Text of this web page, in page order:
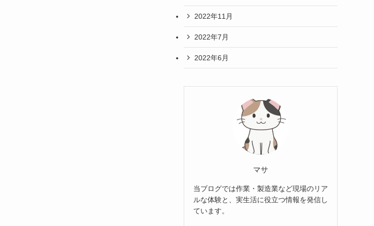
2022年11月
2022年7月
2022年6月
マサ
当ブログでは作業・製造業など現場のリア
ルな体験と、実生活に役立つ情報を発信し
ています。